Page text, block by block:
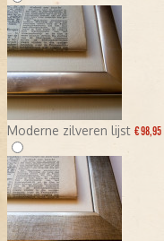
Moderne zilveren lijst € 98,95